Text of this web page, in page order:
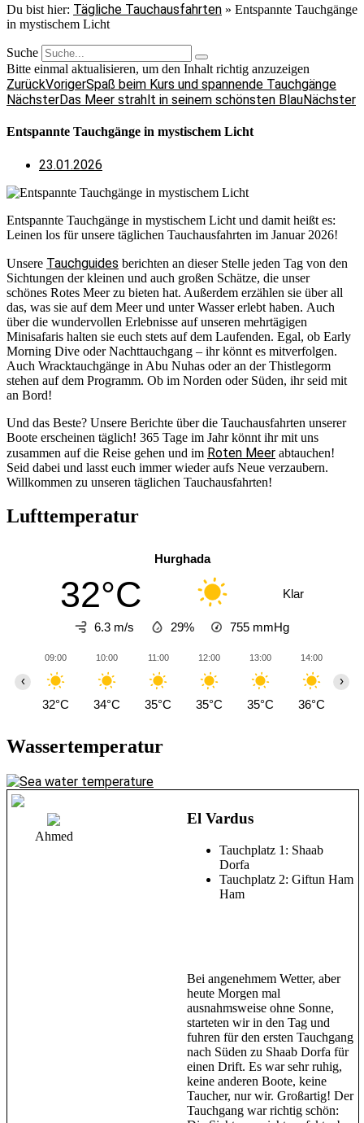
Du bist hier: Tägliche Tauchausfahrten » Entspannte Tauchgänge
in mystischem Licht
Suche
Bitte einmal aktualisieren, um den Inhalt richtig anzuzeigen
ZurückVorigerSpaß beim Kurs und spannende Tauchgänge
NächsterDas Meer strahlt in seinem schönsten BlauNächster
Entspannte Tauchgänge in mystischem Licht
23.01.2026
Entspannte Tauchgänge in mystischem Licht und damit heißt es:
Leinen los für unsere täglichen Tauchausfahrten im Januar 2026!
Unsere Tauchguides berichten an dieser Stelle jeden Tag von den
Sichtungen der kleinen und auch großen Schätze, die unser
schönes Rotes Meer zu bieten hat. Außerdem erzählen sie über all
das, was sie auf dem Meer und unter Wasser erlebt haben. Auch
über die wundervollen Erlebnisse auf unseren mehrtägigen
Minisafaris halten sie euch stets auf dem Laufenden. Egal, ob Early
Morning Dive oder Nachttauchgang – ihr könnt es mitverfolgen.
Auch Wracktauchgänge in Abu Nuhas oder an der Thistlegorm
stehen auf dem Programm. Ob im Norden oder Süden, ihr seid mit
an Bord!
Und das Beste? Unsere Berichte über die Tauchausfahrten unserer
Boote erscheinen täglich! 365 Tage im Jahr könnt ihr mit uns
zusammen auf die Reise gehen und im Roten Meer abtauchen!
Seid dabei und lasst euch immer wieder aufs Neue verzaubern.
Willkommen zu unseren täglichen Tauchausfahrten!
Lufttemperatur
Hurghada
32°C Klar
6.3 m/s 29% 755 mmHg
09:00
32°C
10:00
34°C
11:00
35°C
12:00
35°C
13:00
35°C
14:00
36°C
‹ ›
Wassertemperatur
Ahmed
El Vardus
Tauchplatz 1: Shaab
Dorfa
Tauchplatz 2: Giftun Ham
Ham
Bei angenehmem Wetter, aber
heute Morgen mal
ausnahmsweise ohne Sonne,
starteten wir in den Tag und
fuhren für den ersten Tauchgang
nach Süden zu Shaab Dorfa für
einen Drift. Es war sehr ruhig,
keine anderen Boote, keine
Taucher, nur wir. Großartig! Der
Tauchgang war richtig schön: